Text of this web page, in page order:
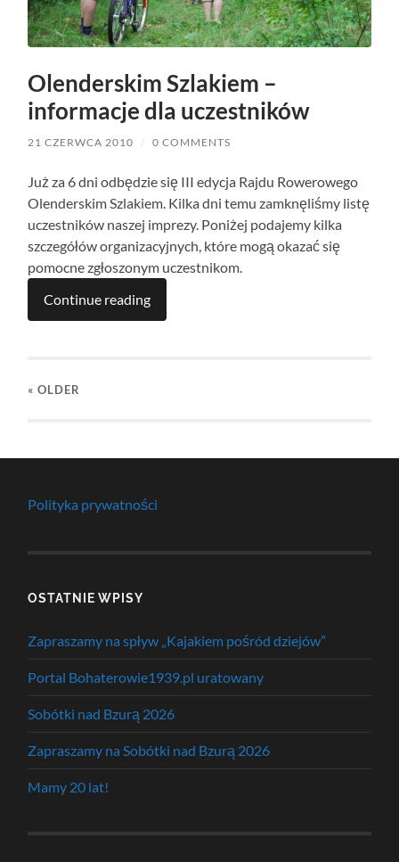
Olenderskim Szlakiem –
informacje dla uczestników
21 CZERWCA 2010 / 0 COMMENTS
Już za 6 dni odbędzie się III edycja Rajdu Rowerowego
Olenderskim Szlakiem. Kilka dni temu zamknęliśmy listę
uczestników naszej imprezy. Poniżej podajemy kilka
szczegółów organizacyjnych, które mogą okazać się
pomocne zgłoszonym uczestnikom.
Continue reading
« OLDER
Polityka prywatności
OSTATNIE WPISY
Zapraszamy na spływ „Kajakiem pośród dziejów”
Portal Bohaterowie1939.pl uratowany
Sobótki nad Bzurą 2026
Zapraszamy na Sobótki nad Bzurą 2026
Mamy 20 lat!